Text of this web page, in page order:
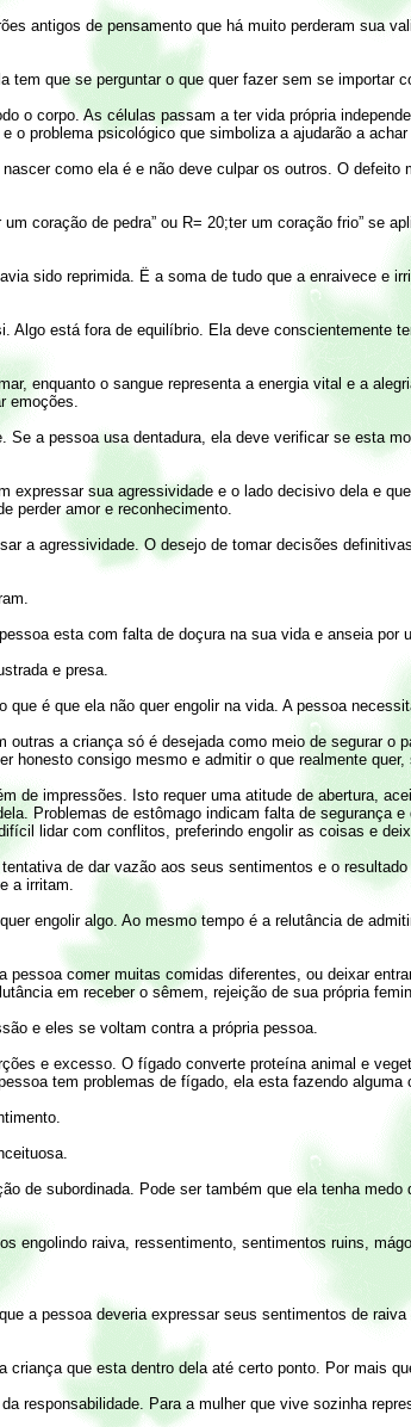
antigos de pensamento que há muito perderam sua
que se perguntar o que quer fazer sem se importar
o corpo. As células passam a ter vida própria
o problema psicológico que simboliza a ajudarão a
como ela é e não deve culpar os outros. O defeito
coração de pedra” ou R= 20;ter um coração frio” se
sido reprimida. Ë a soma de tudo que a enraivece e
está fora de equilíbrio. Ela deve conscientemente
enquanto o sangue representa a energia vital e a
emoções.
a pessoa usa dentadura, ela deve verificar se esta
sua agressividade e o lado decisivo dela e
perder amor e reconhecimento.
a agressividade. O desejo de tomar decisões
esta com falta de doçura na sua vida e anseia por
e presa.
que é que ela não quer engolir na vida. A pessoa
a criança só é desejada como meio de segurar o
consigo mesmo e admitir o que realmente
de impressões. Isto requer uma atitude de abertura,
Problemas de estômago indicam falta de segurança
lidar com conflitos, preferindo engolir as coisas e
de dar vazão aos seus sentimentos e o
a irritam.
engolir algo. Ao mesmo tempo é a relutância de
comer muitas comidas diferentes, ou deixar
em receber o sêmem, rejeição de sua própria
e eles se voltam contra a própria pessoa.
e excesso. O fígado converte proteína animal e
tem problemas de fígado, ela esta fazendo alguma
de subordinada. Pode ser também que ela tenha
engolindo raiva, ressentimento, sentimentos ruins,
a pessoa deveria expressar seus sentimentos de
que esta dentro dela até certo ponto. Por mais
responsabilidade. Para a mulher que vive sozinha